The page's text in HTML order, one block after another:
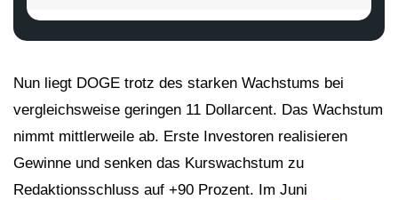
Nun liegt DOGE trotz des starken Wachstums bei
vergleichsweise geringen 11 Dollarcent. Das Wachstum
nimmt mittlerweile ab. Erste Investoren realisieren
Gewinne und senken das Kurswachstum zu
Redaktionsschluss auf +90 Prozent. Im Juni